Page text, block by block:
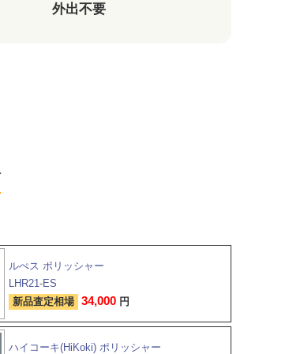
外出不要
ルぺス ポリッシャー
LHR21-ES
新品査定相場 34,000 円
ハイコーキ(HiKoki) ポリッシャー